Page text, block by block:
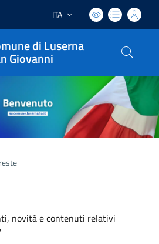
Lingua attiva:
ITA
di Luserna
Giovanni
novità e contenuti relativi
'